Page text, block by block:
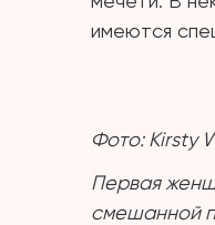
имеются
Фото: Kirsty
Первая
смешанной